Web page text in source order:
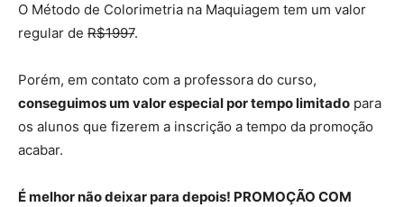
O Método de Colorimetria na Maquiagem tem um valor
regular de R$1997.
Porém, em contato com a professora do curso,
conseguimos um valor especial por tempo limitado para
os alunos que fizerem a inscrição a tempo da promoção
acabar.
É melhor não deixar para depois! PROMOÇÃO COM